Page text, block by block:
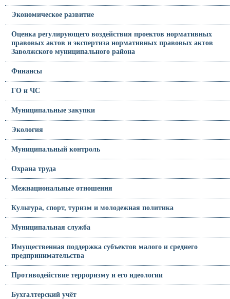
Экономическое развитие
Оценка регулирующего воздействия проектов нормативных
правовых актов и экспертиза нормативных правовых актов
Заволжского муниципального района
Финансы
ГО и ЧС
Муниципальные закупки
Экология
Муниципальный контроль
Охрана труда
Межнациональные отношения
Культура, спорт, туризм и молодежная политика
Муниципальная служба
Имущественная поддержка субъектов малого и среднего
предпринимательства
Противодействие терроризму и его идеологии
Бухгалтерский учёт